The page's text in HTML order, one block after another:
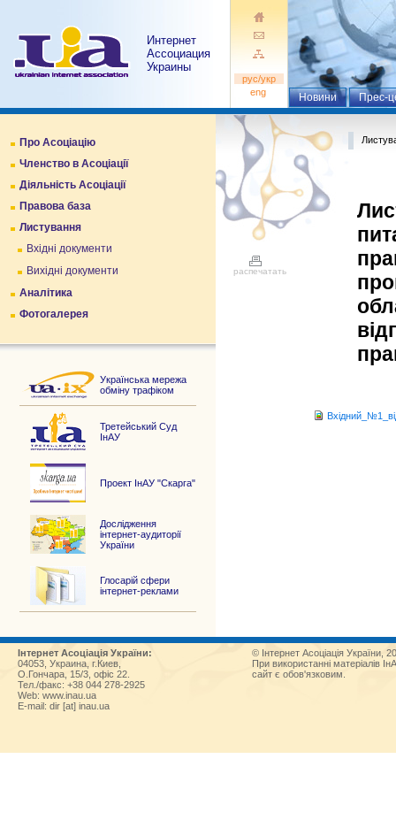
Интернет
Ассоциация
Украины
pуc/укр
eng
Новини Прес-
Про Асоціацію
Членство в Асоціації
Діяльність Асоціації
Правова база
Листування
Вхідні документи
Вихідні документи
Аналітика
Фотогалерея
Українська мережа
обміну трафіком
Третейський Суд
ІнАУ
Проект ІнАУ "Скарга"
Дослідження
інтернет-аудиторії
України
Глосарій сфери
інтернет-реклами
распечатать
Інтернет Асоціація України:
04053, Украина, г.Киев,
О.Гончара, 15/3, офіс 22.
Тел./факс: +38 044 278-2925
Web: www.inau.ua
E-mail: dir [at] inau.ua
© Інтернет Асоціація України,
При використанні матеріалів
сайт є обов'язковим.